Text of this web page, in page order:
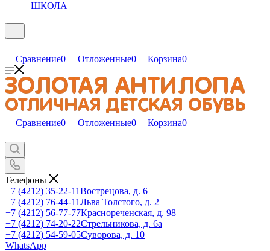
ШКОЛА
Сравнение0 Отложенные0 Корзина0
Сравнение0 Отложенные0 Корзина0
Телефоны
+7 (4212) 35-22-11Вострецова, д. 6
+7 (4212) 76-44-11Льва Толстого, д. 2
+7 (4212) 56-77-77Краснореченская, д. 98
+7 (4212) 74-20-22Стрельникова, д. 6а
+7 (4212) 54-59-05Суворова, д. 10
WhatsApp